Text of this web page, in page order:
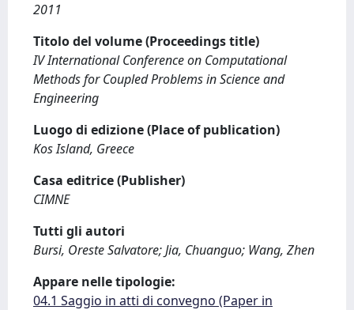
2011
Titolo del volume (Proceedings title)
IV International Conference on Computational
Methods for Coupled Problems in Science and
Engineering
Luogo di edizione (Place of publication)
Kos Island, Greece
Casa editrice (Publisher)
CIMNE
Tutti gli autori
Bursi, Oreste Salvatore; Jia, Chuanguo; Wang, Zhen
Appare nelle tipologie:
04.1 Saggio in atti di convegno (Paper in